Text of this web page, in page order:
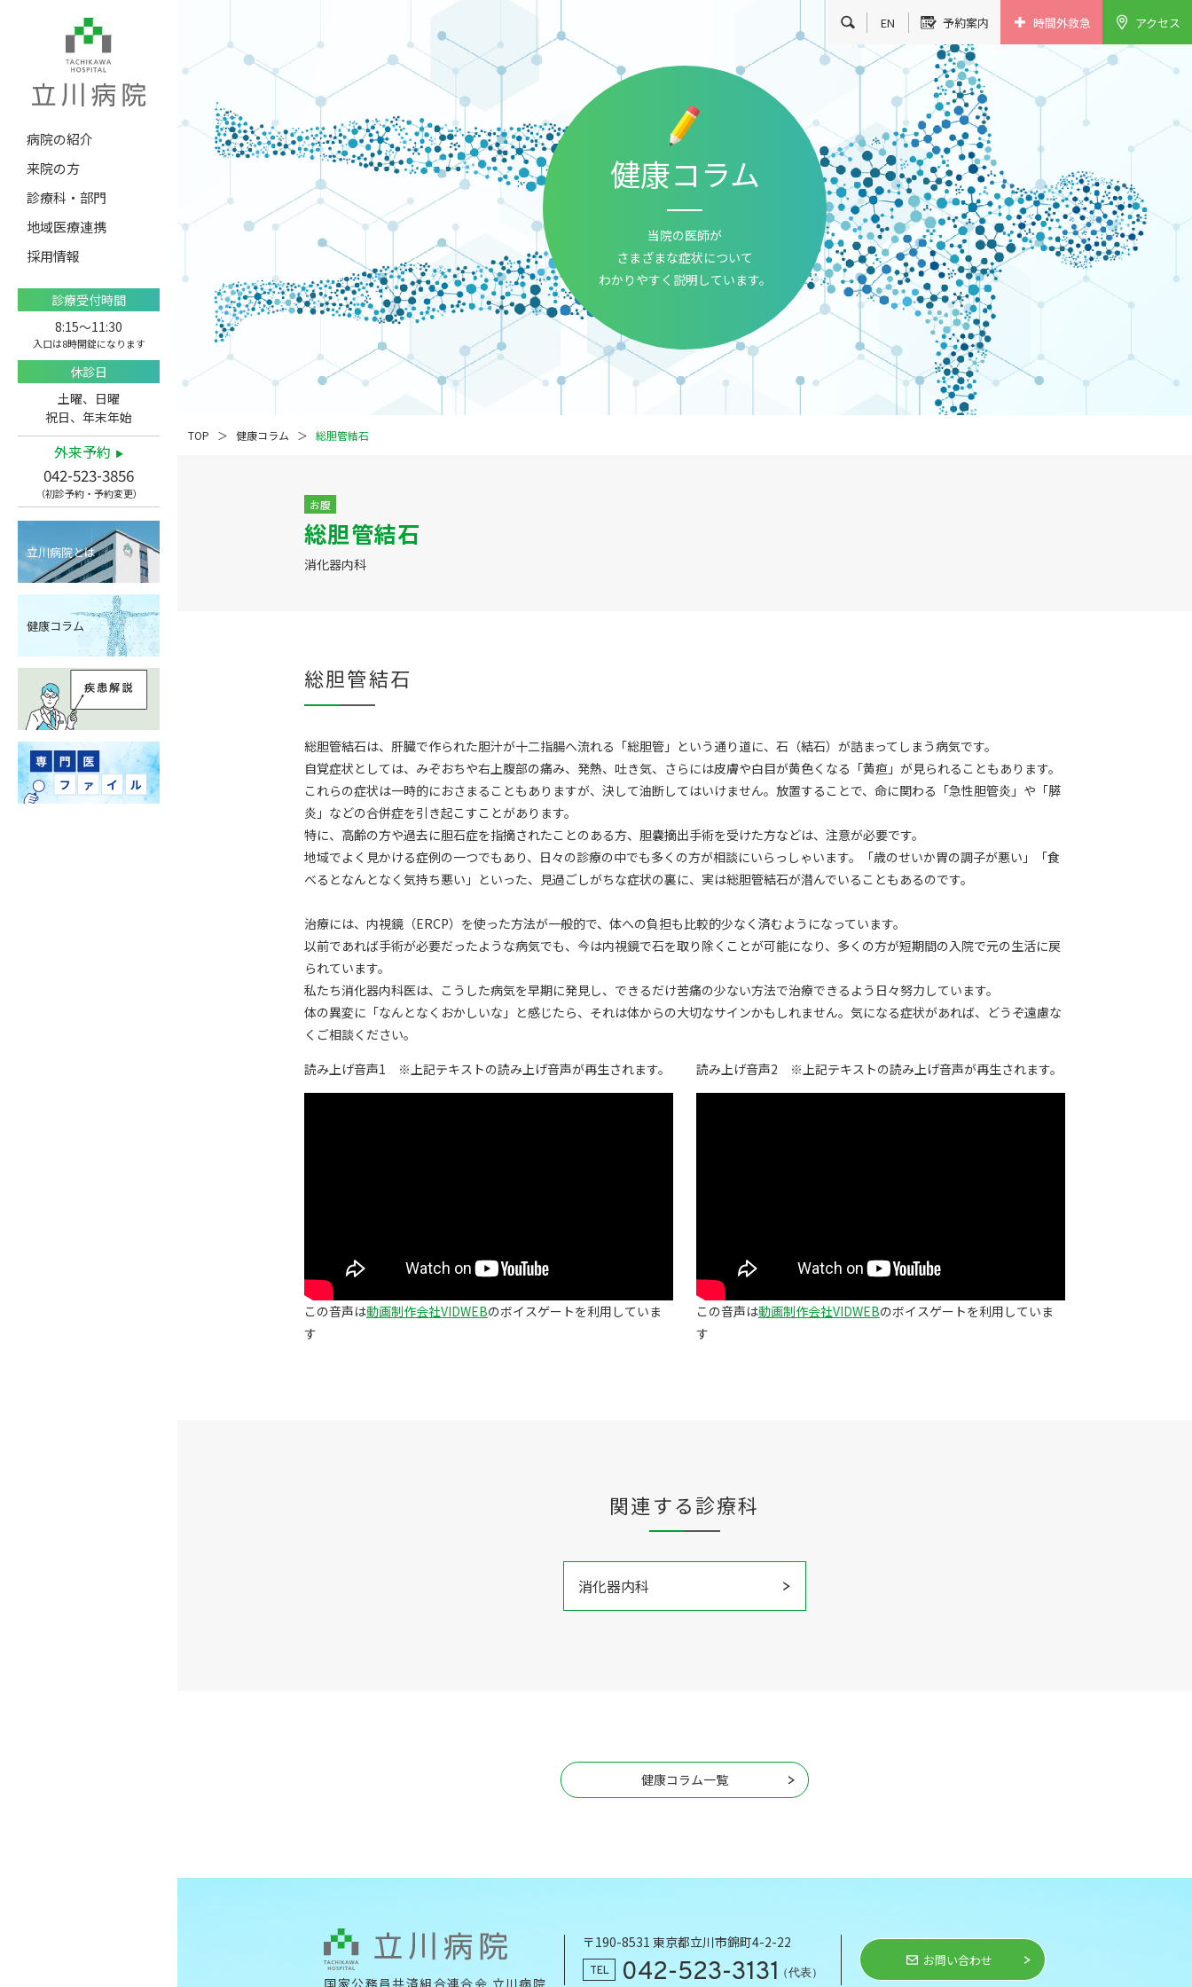
病院の紹介
来院の方
診療科・部門
地域医療連携
採用情報
診療受付時間
8:15〜11:30
入口は8時開錠になります
休診日
土曜、日曜
祝日、年末年始
外来予約
042-523-3856
（初診予約・予約変更）
立川病院とは
健康コラム
EN 予約案内 時間外救急 アクセス
健康コラム
当院の医師が
さまざまな症状について
わかりやすく説明しています。
TOP 健康コラム 総胆管結石
お腹
総胆管結石
消化器内科
総胆管結石
総胆管結石は、肝臓で作られた胆汁が十二指腸へ流れる「総胆管」という通り道に、石（結石）が詰まってしまう病気です。
自覚症状としては、みぞおちや右上腹部の痛み、発熱、吐き気、さらには皮膚や白目が黄色くなる「黄疸」が見られることもあります。
これらの症状は一時的におさまることもありますが、決して油断してはいけません。放置することで、命に関わる「急性胆管炎」や「膵
炎」などの合併症を引き起こすことがあります。
特に、高齢の方や過去に胆石症を指摘されたことのある方、胆嚢摘出手術を受けた方などは、注意が必要です。
地域でよく見かける症例の一つでもあり、日々の診療の中でも多くの方が相談にいらっしゃいます。「歳のせいか胃の調子が悪い」「食
べるとなんとなく気持ち悪い」といった、見過ごしがちな症状の裏に、実は総胆管結石が潜んでいることもあるのです。
治療には、内視鏡（ERCP）を使った方法が一般的で、体への負担も比較的少なく済むようになっています。
以前であれば手術が必要だったような病気でも、今は内視鏡で石を取り除くことが可能になり、多くの方が短期間の入院で元の生活に戻
られています。
私たち消化器内科医は、こうした病気を早期に発見し、できるだけ苦痛の少ない方法で治療できるよう日々努力しています。
体の異変に「なんとなくおかしいな」と感じたら、それは体からの大切なサインかもしれません。気になる症状があれば、どうぞ遠慮な
くご相談ください。
読み上げ音声1 ※上記テキストの読み上げ音声が再生されます。
この音声は動画制作会社VIDWEBのボイスゲートを利用していま
す
読み上げ音声2 ※上記テキストの読み上げ音声が再生されます。
この音声は動画制作会社VIDWEBのボイスゲートを利用していま
す
関連する診療科
消化器内科
健康コラム一覧
〒190-8531 東京都立川市錦町4-2-22
TEL 042-523-3131 （代表）
お問い合わせ